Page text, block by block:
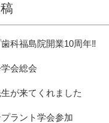
科福島院開業10周年‼️
会総会
が来てくれました
ラント学会参加